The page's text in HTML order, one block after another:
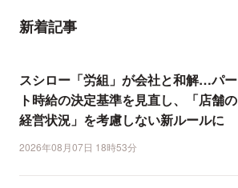
新着記事
スシロー「労組」が会社と和解…パー
ト時給の決定基準を見直し、「店舗の
経営状況」を考慮しない新ルールに
2026年08月07日 18時53分